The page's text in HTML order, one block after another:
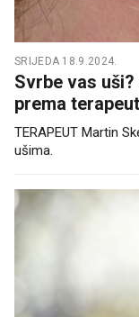
SRIJEDA 18.9.2024.
Svrbe vas
prema
TERAPEUT Martin
ušima.